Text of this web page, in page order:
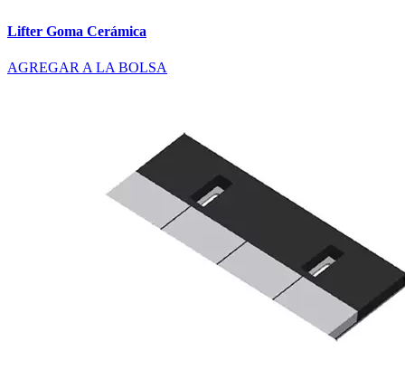
Lifter Goma Cerámica
AGREGAR A LA BOLSA